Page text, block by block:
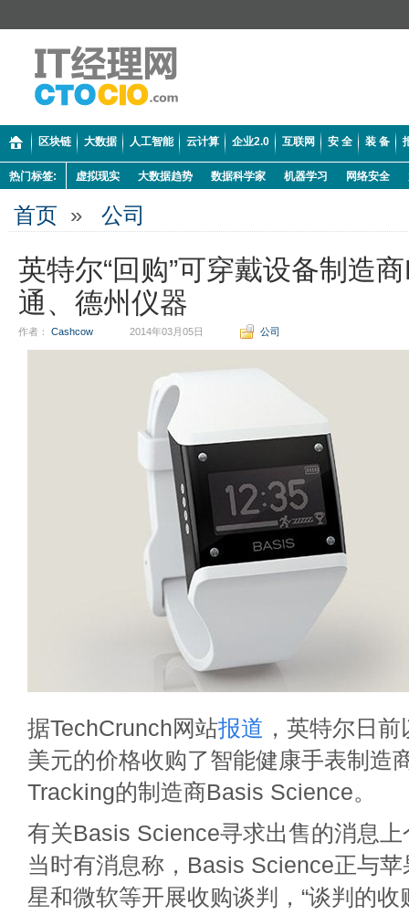
区块链 大数据 人工智能 云计算 企业2.0 互联网 安 全 装 备
热门标签: 虚拟现实 大数据趋势 数据科学家 机器学习 网络安全
首页 » 公司
英特尔“回购”可穿戴设备制造
通、德州仪器
作者： Cashcow 2014年03月05日 公司
据TechCrunch网站报道 ，英特尔日
美元的价格收购了智能健康手表制造
Tracking的制造商Basis Science。
有关Basis Science寻求出售的消息
当时有消息称，Basis Science正与
星和微软等开展收购谈判，“谈判的